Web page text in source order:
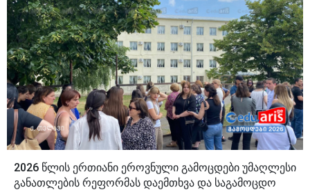
2026 წლის ერთიანი ეროვნული გამოცდები უმაღლესი
განათლების რეფორმას დაემთხვა და საგამოცდო